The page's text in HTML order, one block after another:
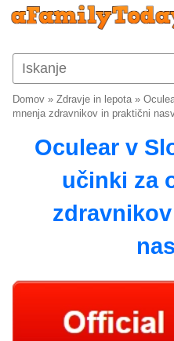
Domov » Zdravje in lepota»
mnenja zdravnikov in praktični
Oculear v
učinki za